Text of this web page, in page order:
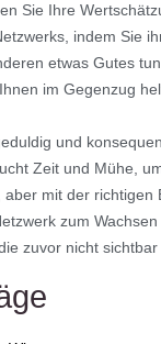
Sie Ihre
indem Sie
etwas Gutes
im Gegenzug
und
Zeit und Mühe,
mit der richtigen
zum
zuvor nicht sichtbar